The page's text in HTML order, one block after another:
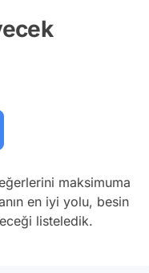
maksimuma
en iyi yolu, besin
listeledik.